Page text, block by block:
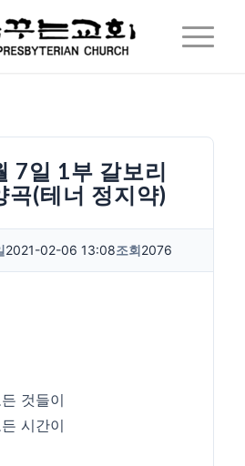
7일 1부 갈보리
곡(테너 정지약)
2021-02-06 13:08조회2076
것들이
시간이